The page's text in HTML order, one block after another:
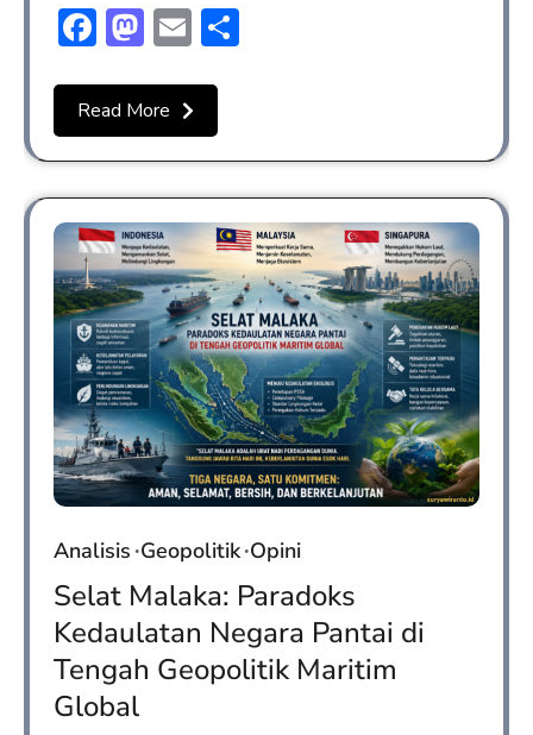
Facebook
Mastodon
Email
Read More
Analisis Geopolitik Opini
Selat Malaka: Paradoks
Kedaulatan Negara Pantai di
Tengah Geopolitik Maritim
Global